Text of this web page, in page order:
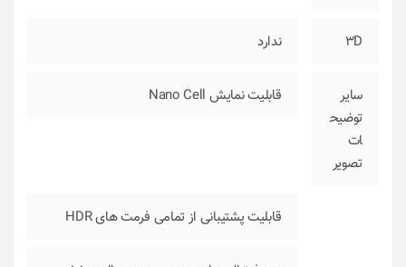
3D ندارد
سایر
توضیح
ات
تصویر
قابلیت نمایش Nano Cell
قابلیت پشتیبانی از تمامی فرمت های HDR